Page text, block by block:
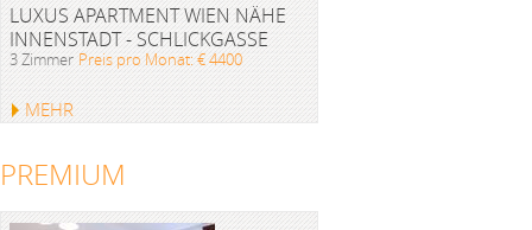
LUXUS APARTMENT WIEN NÄHE
INNENSTADT - SCHLICKGASSE
3 Zimmer Preis pro Monat: € 4400
MEHR
PREMIUM